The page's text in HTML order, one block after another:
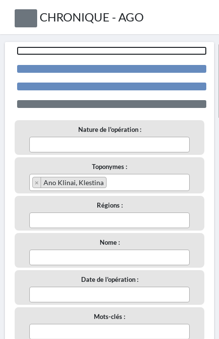
CHRONIQUE - AGO
Nature de l'opération :
Toponymes :
× Ano Klinai, Klestina
Régions :
Nome :
Date de l'opération :
Mots-clés :